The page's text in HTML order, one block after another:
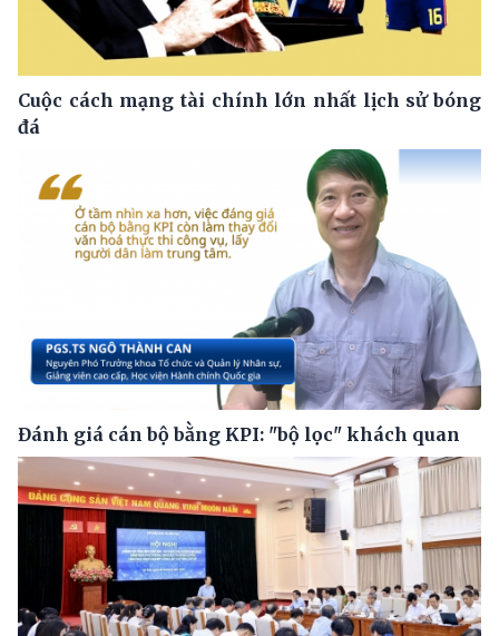
Cuộc cách mạng tài chính lớn nhất lịch sử bóng
đá
Đánh giá cán bộ bằng KPI: "bộ lọc" khách quan